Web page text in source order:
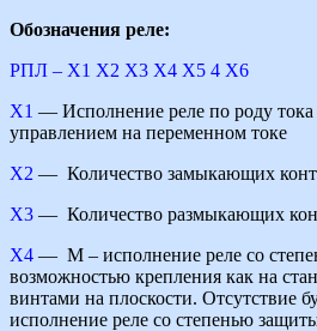
Обозначения реле:
РПЛ – Х1 Х2 Х3 Х4 Х5 4 Х6
Х1 — Исполнение реле по роду тока
управлением на переменном токе
Х2 — Количество замыкающих
Х3 — Количество размыкающих
Х4 — М – исполнение реле со
возможностью крепления как на
винтами на плоскости. Отсутствие
исполнение реле со степенью